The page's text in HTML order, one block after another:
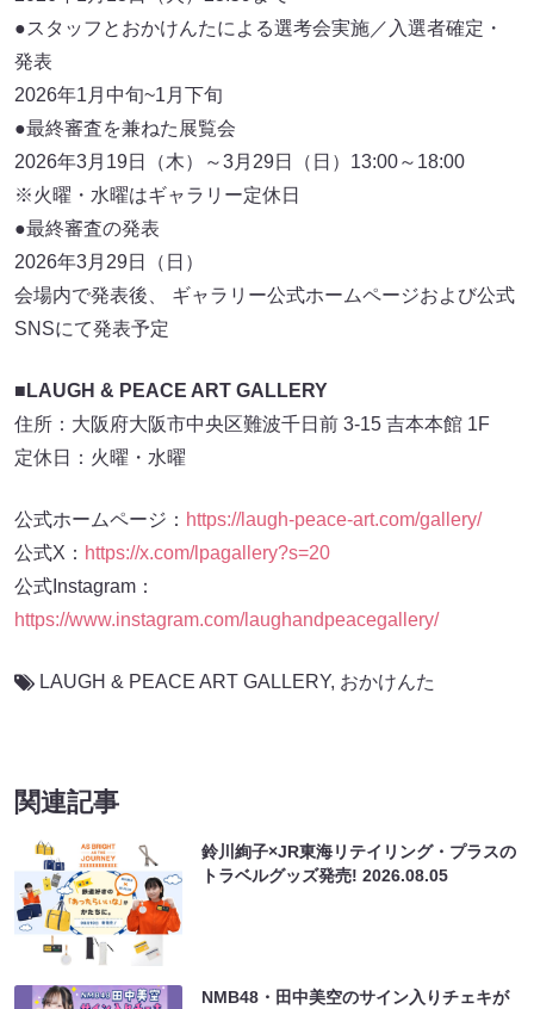
●スタッフとおかけんたによる選考会実施／入選者確定・
発表
2026年1月中旬~1月下旬
●最終審査を兼ねた展覧会
2026年3月19日（木）～3月29日（日）13:00～18:00
※火曜・水曜はギャラリー定休日
●最終審査の発表
2026年3月29日（日）
会場内で発表後、 ギャラリー公式ホームページおよび公式
SNSにて発表予定
■ LAUGH & PEACE ART GALLERY
住所：大阪府大阪市中央区難波千日前 3-15 吉本本館 1F
定休日：火曜・水曜
公式ホームページ： https://laugh-peace-art.com/gallery/
公式X： https://x.com/lpagallery?s=20
公式Instagram：
https://www.instagram.com/laughandpeacegallery/
LAUGH & PEACE ART GALLERY, おかけんた
関連記事
鈴川絢子×JR東海リテイリング・プラスの
トラベルグッズ発売!2026.08.05
NMB48・田中美空のサイン入りチェキが